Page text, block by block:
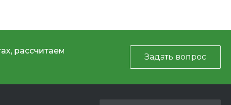
рассчитаем
Задать вопрос